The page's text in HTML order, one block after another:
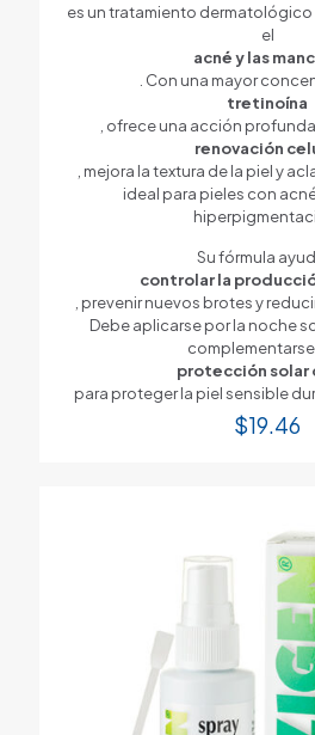
es un tratamiento
el
acné y las
. Con una mayor
tretinoína
, ofrece una acción
renovación
, mejora la textura de la piel y
ideal para pieles con
Su fórmula
controlar la
, prevenir nuevos brotes y
Debe aplicarse por la noche
protección solar
para proteger la piel sensible
$19.46